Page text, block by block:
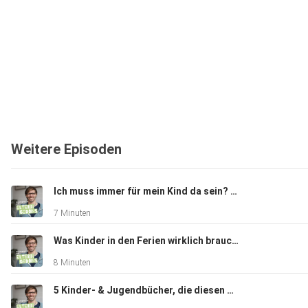
Weitere Episoden
Ich muss immer für mein Kind da sein? – Die Falle der ständigen Verfügbarkeit
7 Minuten
Was Kinder in den Ferien wirklich brauchen – und Eltern oft übersehen
8 Minuten
5 Kinder- & Jugendbücher, die diesen Sommer bleiben – Lesetipps